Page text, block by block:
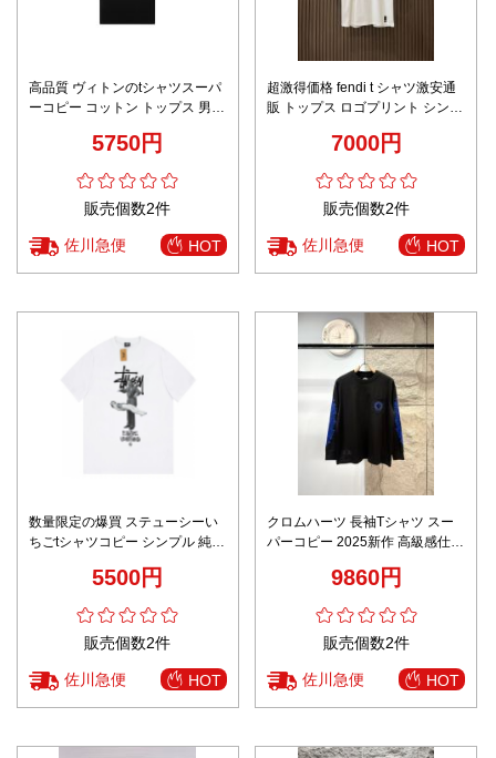
高品質 ヴィトンのtシャツスーパ
ーコピー コットン トップス 男女
ス ブラック5750円
販売個数2件
佐川急便 HOT
超激得価格 fendi t シャツ激安通
販 トップス ロゴプリント シンプ
7000円
販売個数2件
佐川急便 HOT
数量限定の爆買 ステューシーい
ちごtシャツコピー シンプル 純綿
5500円
販売個数2件
佐川急便 HOT
クロムハーツ 長袖Tシャツ スー
パーコピー 2025新作 高級感仕上
数量限定入荷9860円
販売個数2件
佐川急便 HOT